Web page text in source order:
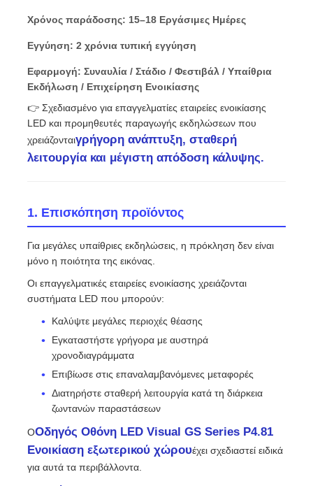
Επικοινωνήστε μαζί μας
Ειδήσεις
Υποθέσεις
Ζητήστε μια προσφορά
Οθόνη LED Video Wall
οθόνη οθόνης LED
Οθόνη των οδηγήσεων συναυλίας
Ενοικίαση οθόνης LED σκηνής
Cob LED Video Wall
Διαφανής οθόνη LED
Χρόνος παράδοσης: 15–18 Εργάσιμες Ημέρες
Εγγύηση: 2 χρόνια τυπική εγγύηση
Εφαρμογή: Συναυλία / Στάδιο / Φεστιβάλ / Υπαίθρια
Εκδήλωση / Επιχείρηση Ενοικίασης
👉 Σχεδιασμένο για επαγγελματίες εταιρείες ενοικίασης
LED και προμηθευτές παραγωγής εκδηλώσεων που
χρειάζονταιγρήγορη ανάπτυξη, σταθερή
λειτουργία και μέγιστη απόδοση κάλυψης.
1. Επισκόπηση προϊόντος
Για μεγάλες υπαίθριες εκδηλώσεις, η πρόκληση δεν είναι
μόνο η ποιότητα της εικόνας.
Οι επαγγελματικές εταιρείες ενοικίασης χρειάζονται
συστήματα LED που μπορούν:
Καλύψτε μεγάλες περιοχές θέασης
Εγκαταστήστε γρήγορα με αυστηρά
χρονοδιαγράμματα
Επιβίωσε στις επαναλαμβανόμενες μεταφορές
Διατηρήστε σταθερή λειτουργία κατά τη διάρκεια
ζωντανών παραστάσεων
ΟΟδηγός Οθόνη LED Visual GS Series P4.81
Ενοικίαση εξωτερικού χώρουέχει σχεδιαστεί ειδικά
για αυτά τα περιβάλλοντα.